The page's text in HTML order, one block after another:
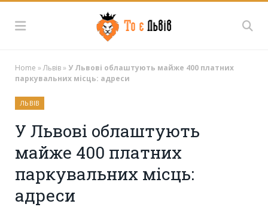
Home »Львів» У Львові облаштують майже 400 платних
паркувальних місць: адреси
ЛЬВІВ
У Львові облаштують
майже 400 платних
паркувальних місць:
адреси